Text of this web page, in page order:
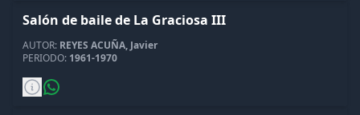
Salón de baile de La Graciosa III
AUTOR: REYES ACUÑA, Javier
PERIODO: 1961-1970